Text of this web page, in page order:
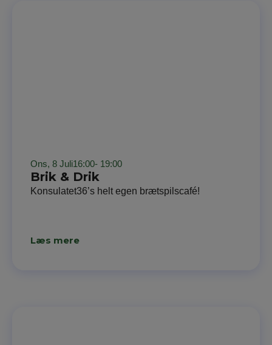
Ons, 8 Juli16:00- 19:00
Brik & Drik
Konsulatet36’s helt egen brætspilscafé!
Læs mere